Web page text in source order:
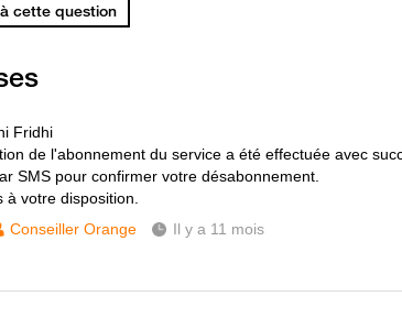
cette question
Fridhi
de l'abonnement du service a été effectuée avec
SMS pour confirmer votre désabonnement.
à votre disposition.
Conseiller Orange Il y a 11 mois